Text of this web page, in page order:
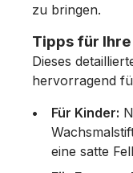
zu bringen.
Tipps für
Dieses
hervorragend
Für Kinder:
eine satte